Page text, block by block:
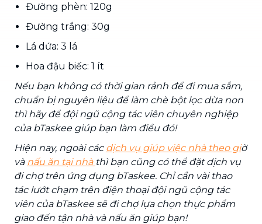
Đường phèn: 120g
Đường trắng: 30g
Lá dứa: 3 lá
Hoa đậu biếc: 1 ít
Nếu bạn không có thời gian rảnh để đi mua sắm,
chuẩn bị nguyên liệu để làm chè bột lọc dừa non
thì hãy để đội ngũ cộng tác viên chuyên nghiệp
của bTaskee giúp bạn làm điều đó!
Hiện nay, ngoài các dịch vụ giúp việc nhà theo giờ
và nấu ăn tại nhà thì bạn cũng có thể đặt dịch vụ
đi chợ trên ứng dụng bTaskee. Chỉ cần vài thao
tác lướt chạm trên điện thoại đội ngũ cộng tác
viên của bTaskee sẽ đi chợ lựa chọn thực phẩm
giao đến tận nhà và nấu ăn giúp bạn!